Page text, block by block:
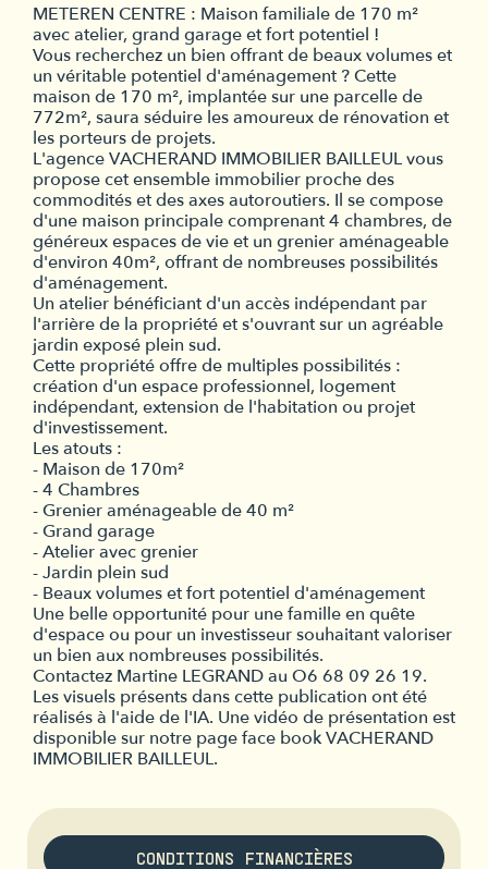
METEREN CENTRE : Maison familiale de 170 m²
avec atelier, grand garage et fort potentiel !
Vous recherchez un bien offrant de beaux volumes et
un véritable potentiel d'aménagement ? Cette
maison de 170 m², implantée sur une parcelle de
772m², saura séduire les amoureux de rénovation et
les porteurs de projets.
L'agence VACHERAND IMMOBILIER BAILLEUL vous
propose cet ensemble immobilier proche des
commodités et des axes autoroutiers. Il se compose
d'une maison principale comprenant 4 chambres, de
généreux espaces de vie et un grenier aménageable
d'environ 40m², offrant de nombreuses possibilités
d'aménagement.
Un atelier bénéficiant d'un accès indépendant par
l'arrière de la propriété et s'ouvrant sur un agréable
jardin exposé plein sud.
Cette propriété offre de multiples possibilités :
création d'un espace professionnel, logement
indépendant, extension de l'habitation ou projet
d'investissement.
Les atouts :
- Maison de 170m²
- 4 Chambres
- Grenier aménageable de 40 m²
- Grand garage
- Atelier avec grenier
- Jardin plein sud
- Beaux volumes et fort potentiel d'aménagement
Une belle opportunité pour une famille en quête
d'espace ou pour un investisseur souhaitant valoriser
un bien aux nombreuses possibilités.
Contactez Martine LEGRAND au O6 68 09 26 19.
Les visuels présents dans cette publication ont été
réalisés à l'aide de l'IA. Une vidéo de présentation est
disponible sur notre page face book VACHERAND
IMMOBILIER BAILLEUL.
CONDITIONS FINANCIÈRES